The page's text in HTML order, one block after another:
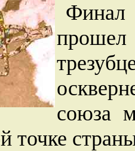
Финал
союза
точке